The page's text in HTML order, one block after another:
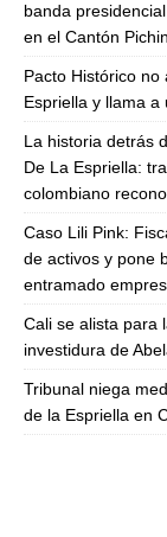
banda
en el Cantón
Pacto Histórico no
Espriella y llama a
La historia detrás
De La Espriella:
colombiano
Caso Lili Pink:
de activos y pone
entramado
Cali se alista para
investidura de
Tribunal niega
de la Espriella en